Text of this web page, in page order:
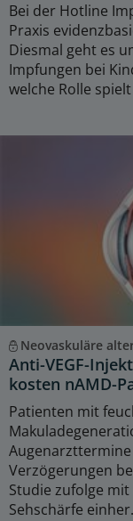
Bei der Hotline
Praxis
Diesmal geht es
Impfungen bei
welche Rolle
Neovaskuläre
Anti-VEGF-
kosten nAMD-
Patienten mit
Verzögerungen
Studie zufolge
Sehschärfe einher.